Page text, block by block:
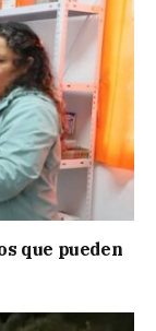
que pueden